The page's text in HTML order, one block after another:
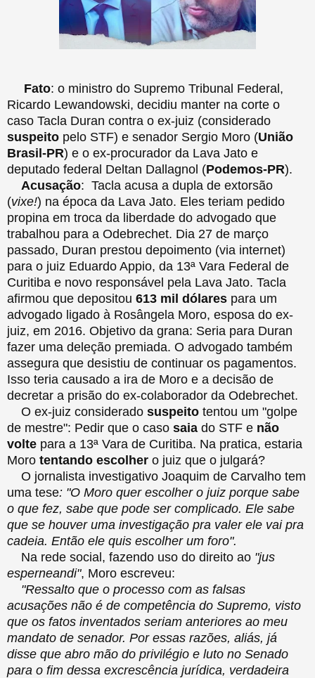
Fato: o ministro do Supremo Tribunal Federal,
Ricardo Lewandowski, decidiu manter na corte o
caso Tacla Duran contra o ex-juiz (considerado
suspeito pelo STF) e senador Sergio Moro (União
Brasil-PR) e o ex-procurador da Lava Jato e
deputado federal Deltan Dallagnol (Podemos-PR).
Acusação: Tacla acusa a dupla de extorsão
(vixe!) na época da Lava Jato. Eles teriam pedido
propina em troca da liberdade do advogado que
trabalhou para a Odebrechet. Dia 27 de março
passado, Duran prestou depoimento (via internet)
para o juiz Eduardo Appio, da 13ª Vara Federal de
Curitiba e novo responsável pela Lava Jato. Tacla
afirmou que depositou 613 mil dólares para um
advogado ligado à Rosângela Moro, esposa do ex-
juiz, em 2016. Objetivo da grana: Seria para Duran
fazer uma deleção premiada. O advogado também
assegura que desistiu de continuar os pagamentos.
Isso teria causado a ira de Moro e a decisão de
decretar a prisão do ex-colaborador da Odebrechet.
O ex-juiz considerado suspeito tentou um "golpe
de mestre": Pedir que o caso saia do STF e não
volte para a 13ª Vara de Curitiba. Na pratica, estaria
Moro tentando escolher o juiz que o julgará?
O jornalista investigativo Joaquim de Carvalho tem
uma tese: "O Moro quer escolher o juiz porque sabe
o que fez, sabe que pode ser complicado. Ele sabe
que se houver uma investigação pra valer ele vai pra
cadeia. Então ele quis escolher um foro".
Na rede social, fazendo uso do direito ao "jus
esperneandi", Moro escreveu:
"Ressalto que o processo com as falsas
acusações não é de competência do Supremo, visto
que os fatos inventados seriam anteriores ao meu
mandato de senador. Por essas razões, aliás, já
disse que abro mão do privilégio e luto no Senado
para o fim dessa excrescência jurídica, verdadeira